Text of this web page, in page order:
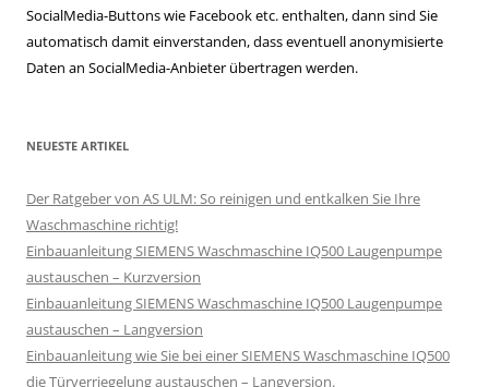
SocialMedia-Buttons wie Facebook etc. enthalten, dann sind Sie
automatisch damit einverstanden, dass eventuell anonymisierte
Daten an SocialMedia-Anbieter übertragen werden.
NEUESTE ARTIKEL
Der Ratgeber von AS ULM: So reinigen und entkalken Sie Ihre
Waschmaschine richtig!
Einbauanleitung SIEMENS Waschmaschine IQ500 Laugenpumpe
austauschen – Kurzversion
Einbauanleitung SIEMENS Waschmaschine IQ500 Laugenpumpe
austauschen – Langversion
Einbauanleitung wie Sie bei einer SIEMENS Waschmaschine IQ500
die Türverriegelung austauschen – Langversion.